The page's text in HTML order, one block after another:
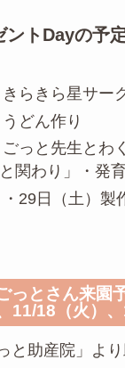
ントDayの予
らきら星サー
どん作り
ごっと先生とわ
関わり」・発
29日（土）製
っとさん来園
11/18（火）、
と助産院」よ